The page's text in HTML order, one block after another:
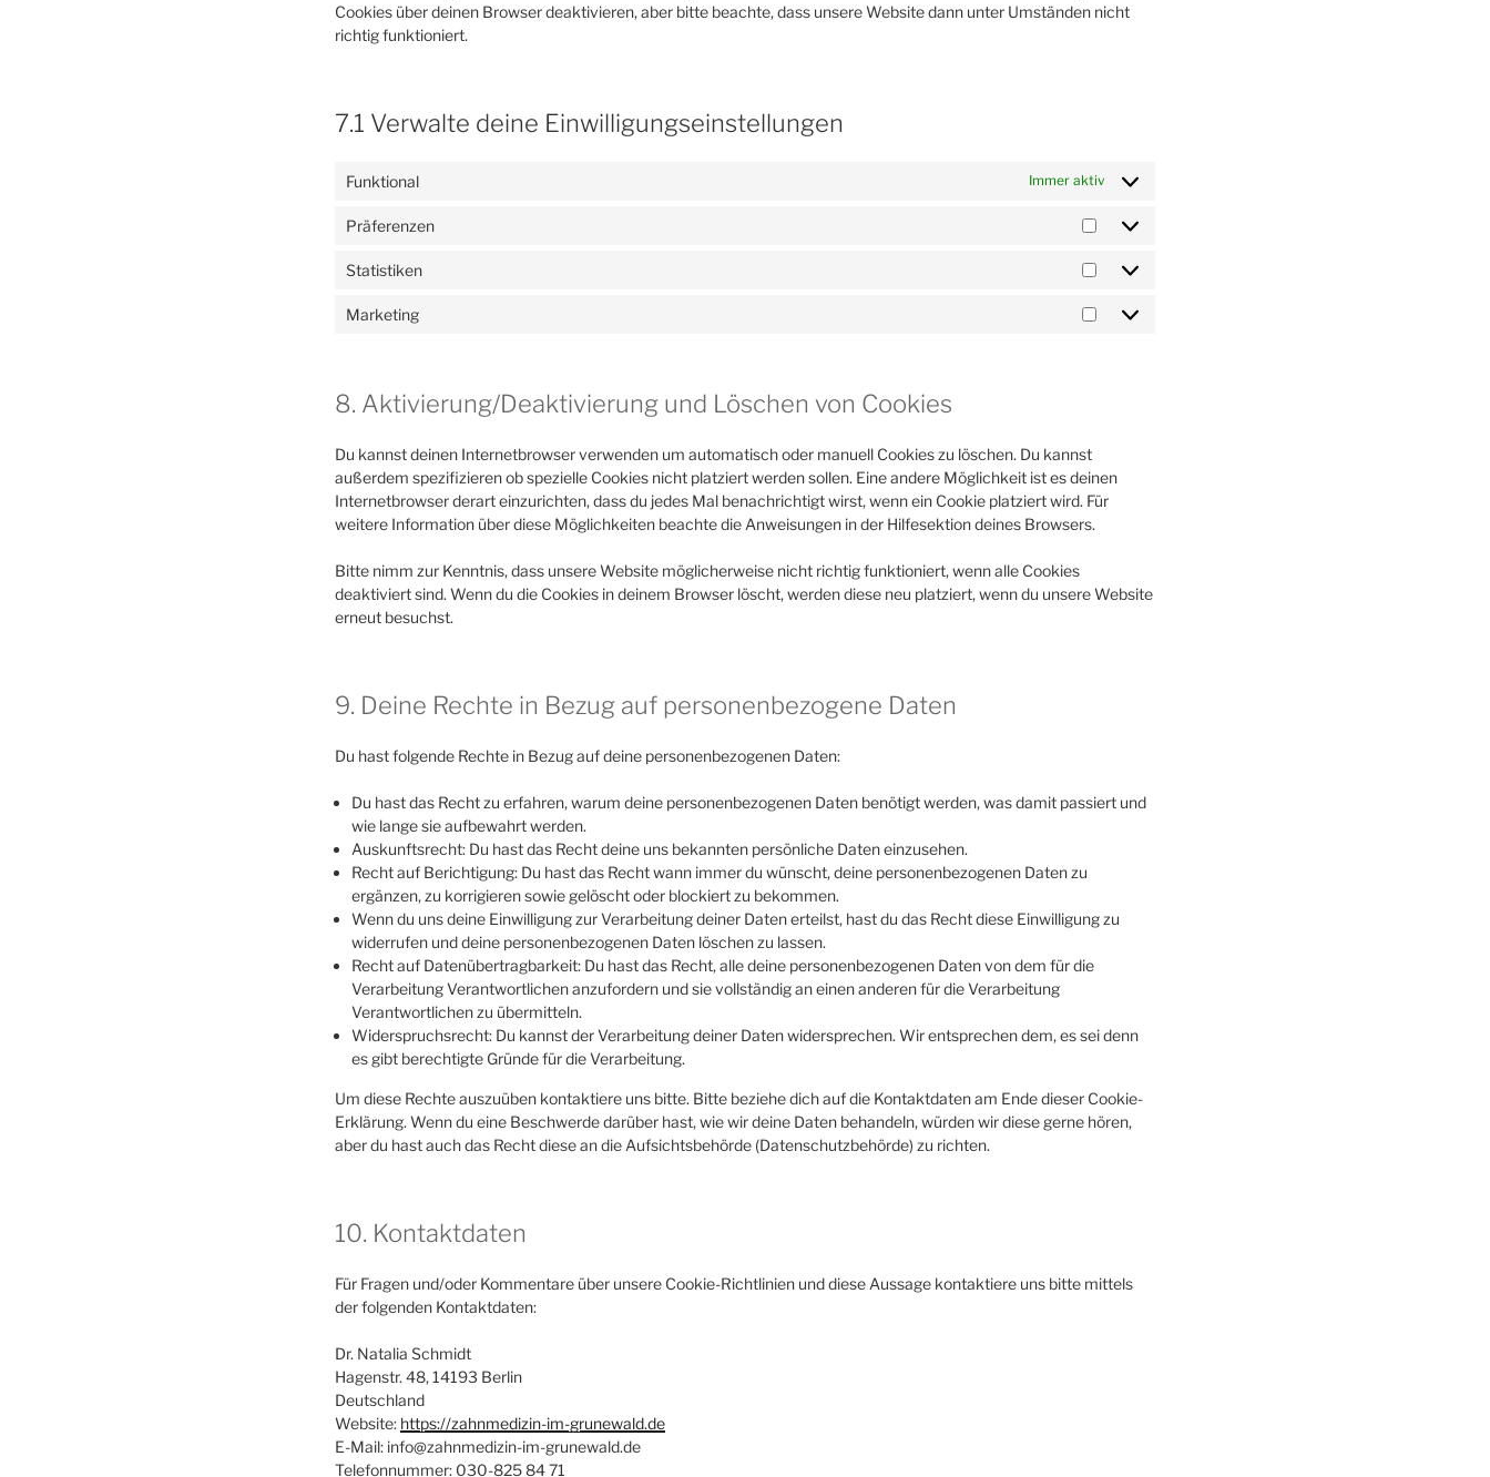
Cookies über deinen Browser deaktivieren, aber bitte beachte, dass unsere Website dann unter Umständen nicht
richtig funktioniert.
7.1 Verwalte deine Einwilligungseinstellungen
Funktional Immer aktiv
Präferenzen
Präferenzen
Statistiken
Statistiken
Marketing
Marketing
8. Aktivierung/Deaktivierung und Löschen von Cookies
Du kannst deinen Internetbrowser verwenden um automatisch oder manuell Cookies zu löschen. Du kannst
außerdem spezifizieren ob spezielle Cookies nicht platziert werden sollen. Eine andere Möglichkeit ist es deinen
Internetbrowser derart einzurichten, dass du jedes Mal benachrichtigt wirst, wenn ein Cookie platziert wird. Für
weitere Information über diese Möglichkeiten beachte die Anweisungen in der Hilfesektion deines Browsers.
Bitte nimm zur Kenntnis, dass unsere Website möglicherweise nicht richtig funktioniert, wenn alle Cookies
deaktiviert sind. Wenn du die Cookies in deinem Browser löscht, werden diese neu platziert, wenn du unsere Website
erneut besuchst.
9. Deine Rechte in Bezug auf personenbezogene Daten
Du hast folgende Rechte in Bezug auf deine personenbezogenen Daten:
Du hast das Recht zu erfahren, warum deine personenbezogenen Daten benötigt werden, was damit passiert und
wie lange sie aufbewahrt werden.
Auskunftsrecht: Du hast das Recht deine uns bekannten persönliche Daten einzusehen.
Recht auf Berichtigung: Du hast das Recht wann immer du wünscht, deine personenbezogenen Daten zu
ergänzen, zu korrigieren sowie gelöscht oder blockiert zu bekommen.
Wenn du uns deine Einwilligung zur Verarbeitung deiner Daten erteilst, hast du das Recht diese Einwilligung zu
widerrufen und deine personenbezogenen Daten löschen zu lassen.
Recht auf Datenübertragbarkeit: Du hast das Recht, alle deine personenbezogenen Daten von dem für die
Verarbeitung Verantwortlichen anzufordern und sie vollständig an einen anderen für die Verarbeitung
Verantwortlichen zu übermitteln.
Widerspruchsrecht: Du kannst der Verarbeitung deiner Daten widersprechen. Wir entsprechen dem, es sei denn
es gibt berechtigte Gründe für die Verarbeitung.
Um diese Rechte auszuüben kontaktiere uns bitte. Bitte beziehe dich auf die Kontaktdaten am Ende dieser Cookie-
Erklärung. Wenn du eine Beschwerde darüber hast, wie wir deine Daten behandeln, würden wir diese gerne hören,
aber du hast auch das Recht diese an die Aufsichtsbehörde (Datenschutzbehörde) zu richten.
10. Kontaktdaten
Für Fragen und/oder Kommentare über unsere Cookie-Richtlinien und diese Aussage kontaktiere uns bitte mittels
der folgenden Kontaktdaten:
Dr. Natalia Schmidt
Hagenstr. 48, 14193 Berlin
Deutschland
Website: https://zahnmedizin-im-grunewald.de
E-Mail: info@zahnmedizin-im-grunewald.de
Telefonnummer: 030-825 84 71